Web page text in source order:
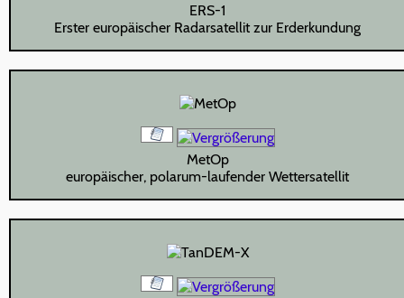
ERS-1
Erster europäischer Radarsatellit zur Erderkundung
MetOp
europäischer, polarum-laufender Wettersatellit